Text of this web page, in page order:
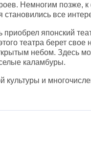
Немногим позже, к
все
приобрел японский
театра берет свое
небом. Здесь
каламбуры.
культуры и